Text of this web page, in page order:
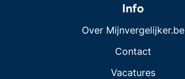
Info
Over Mijnvergelijker.be
Contact
Vacatures